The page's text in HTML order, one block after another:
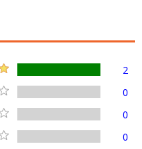
2
0
0
0